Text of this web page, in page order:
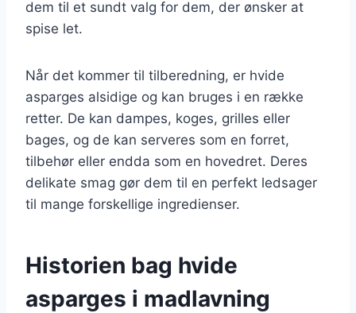
dem til et sundt valg for dem, der ønsker at
spise let.
Når det kommer til tilberedning, er hvide
asparges alsidige og kan bruges i en række
retter. De kan dampes, koges, grilles eller
bages, og de kan serveres som en forret,
tilbehør eller endda som en hovedret. Deres
delikate smag gør dem til en perfekt ledsager
til mange forskellige ingredienser.
Historien bag hvide
asparges i madlavning